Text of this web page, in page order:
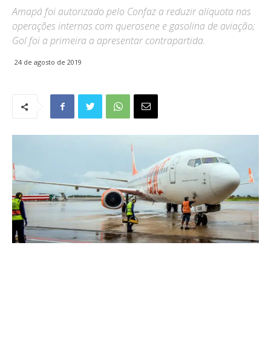
Amapá foi autorizado pelo Confaz a reduzir alíquota nas
operações internas com querosene e gasolina de aviação;
Gol foi a primeira a apresentar contrapartida.
24 de agosto de 2019